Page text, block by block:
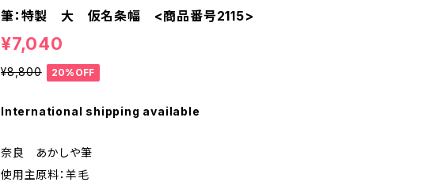
筆：特製 大 仮名条幅 <商品番号2115>
¥7,040
¥8,800 20%OFF
International shipping available
奈良 あかしや筆
使用主原料：羊毛